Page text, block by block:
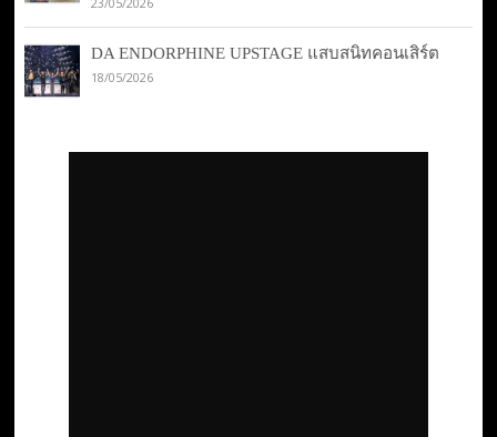
DA ENDORPHINE UPSTAGE แสบสนิทคอนเสิร์ต
18/05/2026